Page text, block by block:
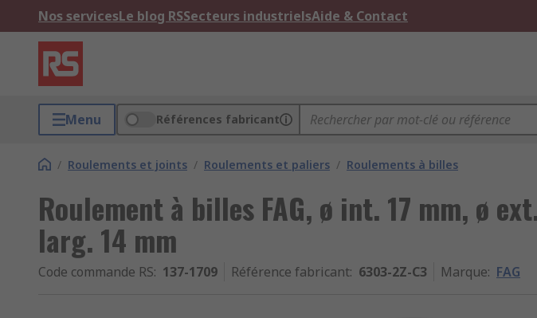
Nos servicesLe blog RSSecteurs industrielsAide & Contact
Menu Références fabricant
/ Roulements et joints / Roulements et paliers / Roulements à billes
Roulement à billes FAG, ø int. 17 mm, ø
larg. 14 mm
Code commande RS: 137-1709 Référence fabricant: 6303-2Z-C3 Marque: FAG